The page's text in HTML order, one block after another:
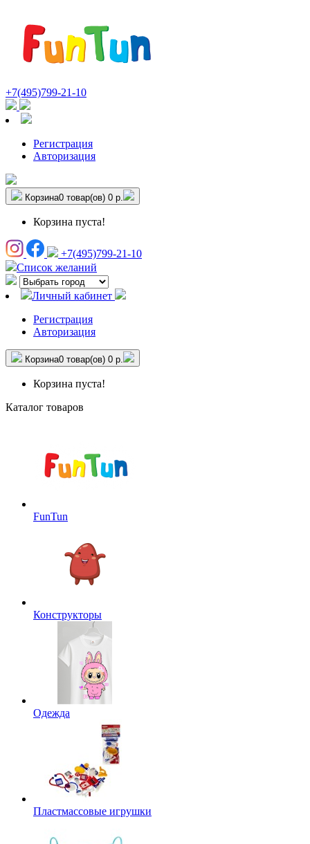
+7(495)799-21-10
Регистрация
Авторизация
Корзина0 товар(ов) 0 р.
Корзина пуста!
+7(495)799-21-10
Список желаний
Личный кабинет
Регистрация
Авторизация
Корзина0 товар(ов) 0 р.
Корзина пуста!
Каталог товаров
FunTun
Конструкторы
Одежда
Пластмассовые игрушки